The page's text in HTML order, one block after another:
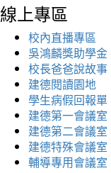
線上專區
校內直播專區
吳鴻麟獎助學金
校長爸爸說故事
建德閱讀園地
學生病假回報單
建德第一會議室
建德第二會議室
建德特殊會議室
輔導專用會議室